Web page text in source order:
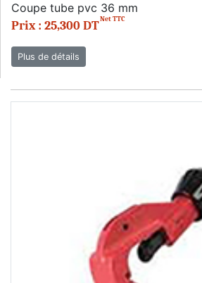
Coupe tube pvc 36 mm
Prix : 25,300 DTNet TTC
Plus de détails